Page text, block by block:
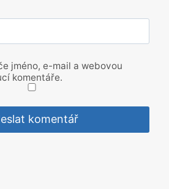
jméno, e-mail a webovou
komentáře.